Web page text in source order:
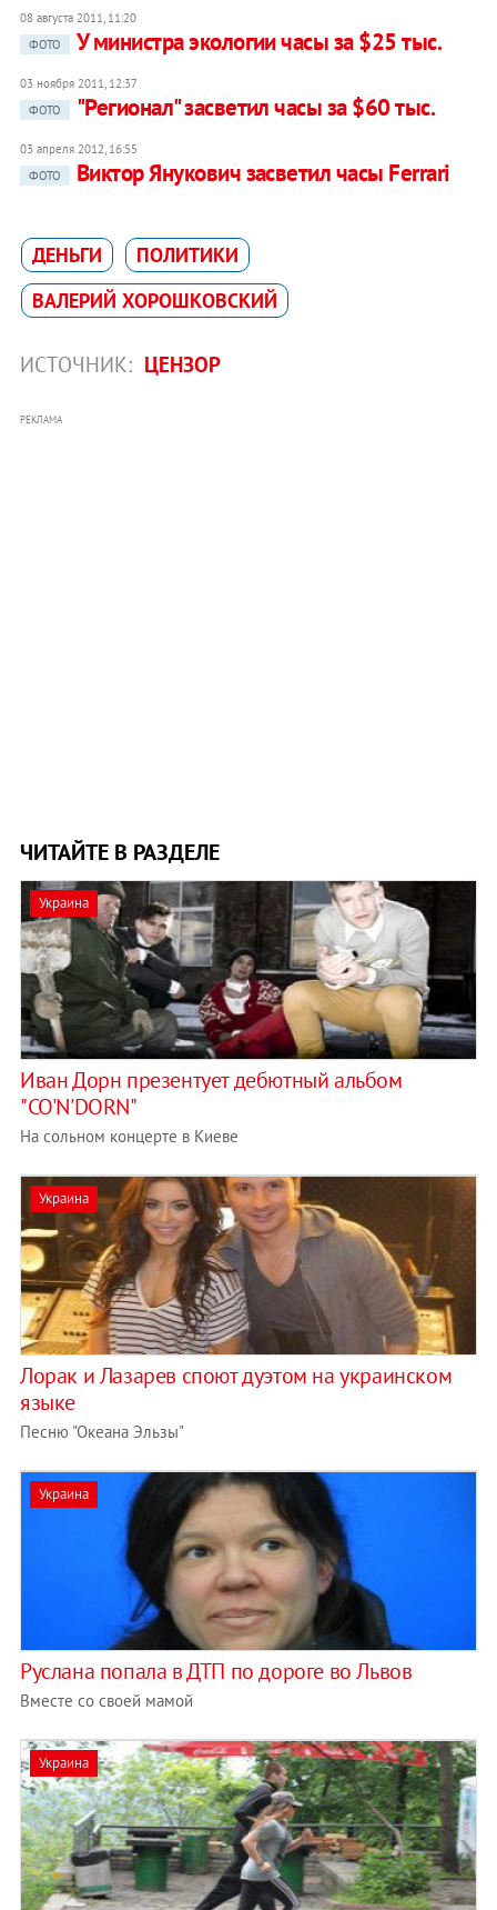
08 августа 2011, 11:20
ФОТО
У министра экологии часы за $25 тыс.
03 ноября 2011, 12:37
ФОТО
"Регионал" засветил часы за $60 тыс.
03 апреля 2012, 16:55
ФОТО
Виктор Янукович засветил часы Ferrari
ДЕНЬГИ
ПОЛИТИКИ
ВАЛЕРИЙ ХОРОШКОВСКИЙ
ИСТОЧНИК: ЦЕНЗОР
РЕКЛАМА
ЧИТАЙТЕ В РАЗДЕЛЕ
Украина
Иван Дорн презентует дебютный альбом
"CO'N'DORN"
На сольном концерте в Киеве
Украина
Лорак и Лазарев споют дуэтом на украинском
языке
Песню "Океана Эльзы"
Украина
Руслана попала в ДТП по дороге во Львов
Вместе со своей мамой
Украина